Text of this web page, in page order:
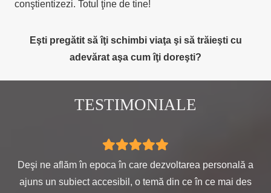
conştientizezi. Totul ţine de tine!
Eşti pregătit să îţi schimbi viaţa şi să trăieşti cu
adevărat aşa cum îţi doreşti?
TESTIMONIALE
Deşi ne aflăm în epoca în care dezvoltarea personală a
ajuns un subiect accesibil, o temă din ce în ce mai des